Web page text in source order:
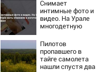
Снимает
интимные фото и
видео. На Урале
многодетную
изготовлении
порнографии
Пилотов
пропавшего в
тайге самолета
нашли спустя два